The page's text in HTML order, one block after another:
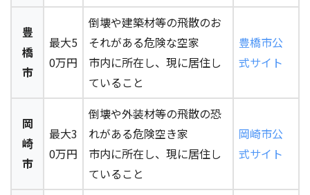
豊
橋
市
最大5
0万円
倒壊や建築材等の飛散のお
それがある危険な空家
市内に所在し、現に居住し
ていること
豊橋市公
式サイト
岡
崎
市
最大3
0万円
倒壊や外装材等の飛散の恐
れがある危険空き家
市内に所在し、現に居住し
ていること
岡崎市公
式サイト